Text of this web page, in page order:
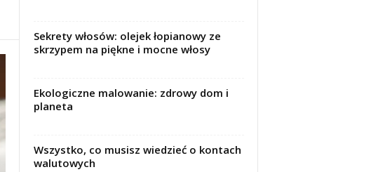
Sekrety włosów: olejek łopianowy ze
skrzypem na piękne i mocne włosy
Ekologiczne malowanie: zdrowy dom i
planeta
Wszystko, co musisz wiedzieć o kontach
walutowych